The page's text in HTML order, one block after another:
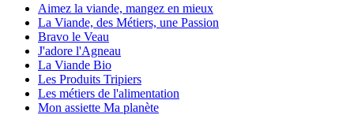
Aimez la viande, mangez en mieux
La Viande, des Métiers, une Passion
Bravo le Veau
J'adore l'Agneau
La Viande Bio
Les Produits Tripiers
Les métiers de l'alimentation
Mon assiette Ma planète